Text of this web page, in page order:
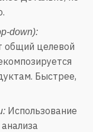
down):
общий целевой
Быстрее,
Использование